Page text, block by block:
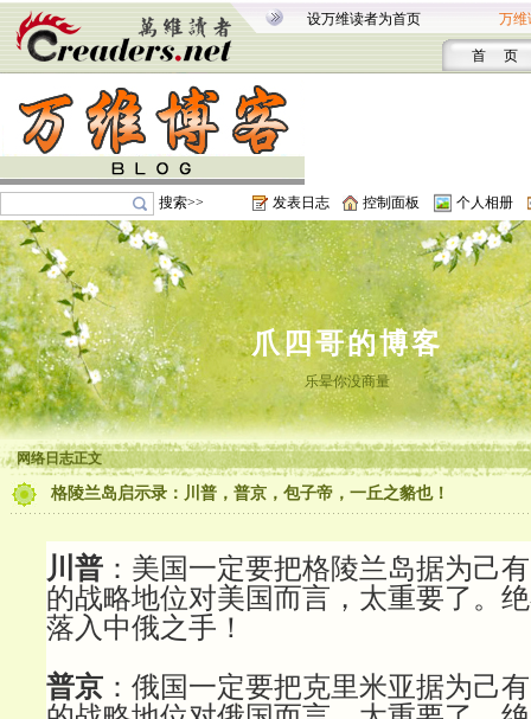
设万维读者为首页 万维
首 页
搜索>> 发表日志 控制面板 个人相册
爪四哥的博客
乐晕你没商量
网络日志正文
格陵兰岛启示录：川普，普京，包子帝，一丘之貉也！
川普 ：美国一定要把格陵兰岛据为己
的战略地位对美国而言，太重要了。
落入中俄之手！
普京 ：俄国一定要把克里米亚据为己